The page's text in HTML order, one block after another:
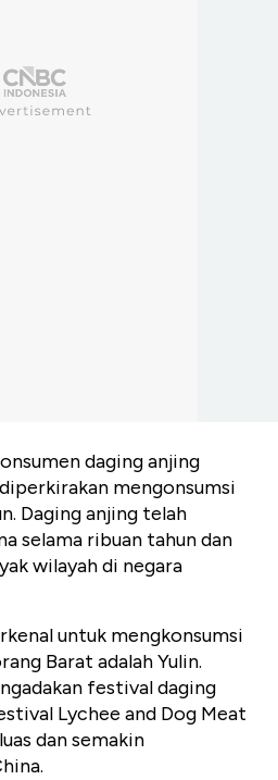
daging anjing
mengonsumsi
Daging anjing telah
selama ribuan tahun dan
wilayah di negara
untuk mengkonsumsi
Barat adalah Yulin.
festival daging
Lychee and Dog Meat
dan semakin